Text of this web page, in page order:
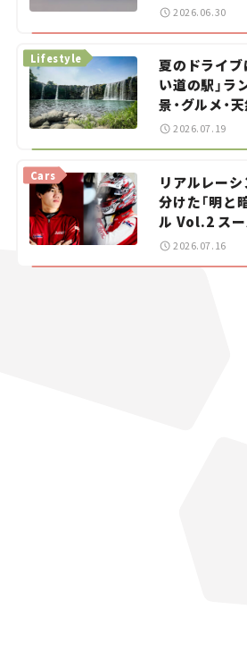
をお手伝い――
2026.06.30
夏のドライブ
い道の駅」ラ
景・グルメ・
暑におすすめ
Lifestyle
2026.07.19
リアルレーシ
分けた「明と
ル Vol.2 ス
戦 岡山国際サ
Cars
2026.07.16